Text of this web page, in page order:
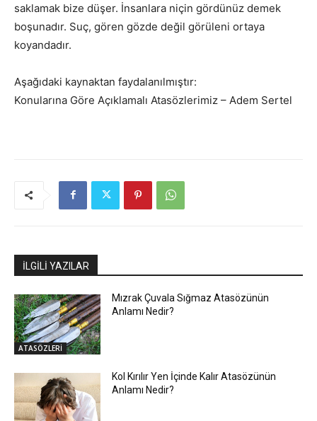
saklamak bize düşer. İnsanlara niçin gördünüz demek
boşunadır. Suç, gören gözde değil görüleni ortaya
koyandadır.
Aşağıdaki kaynaktan faydalanılmıştır:
Konularına Göre Açıklamalı Atasözlerimiz – Adem Sertel
İLGİLİ YAZILAR
ATASÖZLERİ
Mızrak Çuvala Sığmaz Atasözünün
Anlamı Nedir?
Kol Kırılır Yen İçinde Kalır Atasözünün
Anlamı Nedir?